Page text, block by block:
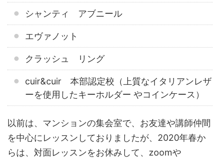
シャンティ アブニール
エヴァノット
クラッシュ リング
cuir&cuir 本部認定校（上質なイタリアンレザ
ーを使用したキーホルダー やコインケース）
以前は、マンションの集会室で、お友達や講師仲間
を中心にレッスンしておりましたが、2020年春か
らは、対面レッスンをお休みして、zoomや